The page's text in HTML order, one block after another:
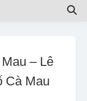
– Lê
Cà Mau